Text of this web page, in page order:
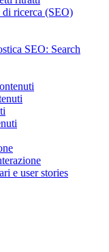
ricerca (SEO)
SEO: Search
e user stories